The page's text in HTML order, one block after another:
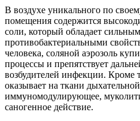
В воздухе уникального по
помещения содержится
соли, который обладает
противобактериальными
человека, соляной аэрозоль
процессы и препятствует
возбудителей инфекции. Кроме
оказывает на ткани
иммуномодулирующее,
саногенное действие.